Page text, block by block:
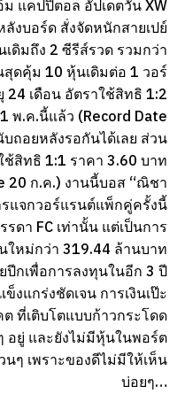
ม แคปปิตอล อัปเดตวัน XW
งบอร์ด สั่งจัดหนักสายเปย์
ดิมถึง 2 ซีรีส์รวด รวมกว่า
ดคุ้ม 10 หุ้นเดิมต่อ 1 วอร์
24 เดือน อัตราใช้สิทธิ 1:2
พ.ค.นี้แล้ว (Record Date
บถอยหลังรอกันได้เลย ส่วน
ช้สิทธิ 1:1 ราคา 3.60 บาท
20 ก.ค.) งานนี้บอส “ณิชา
แจกวอร์แรนต์แพ็กคู่ครั้งนี้
ดา FC เท่านั้น แต่เป็นการ
ใหม่กว่า 319.44 ล้านบาท
กเพื่อการลงทุนในอีก 3 ปี
แกร่งชัดเจน การเงินเป๊ะ
ที่เติบโตแบบก้าวกระโดด
อยู่ และยังไม่มีหุ้นในพอร์ต
ๆ เพราะของดีไม่มีให้เห็น
บ่อยๆ…